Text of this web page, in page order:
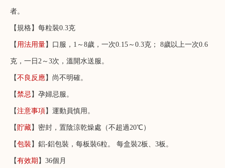
者。
【規格】每粒裝0.3克
【 用法用量】口服，1～8歲，一次0.15～0.3克； 8歲以上一次0.6
克，一日2～3次，溫開水送服。
【不良反應 】尚不明確。
【禁忌 】孕婦忌服。
【注意事項 】運動員慎用。
【貯藏】密封，置陰涼乾燥處（不超過20℃）
【包裝】鋁-鋁包裝，每板裝6粒。 每盒裝2板、3板。
【有效期 】36個 月